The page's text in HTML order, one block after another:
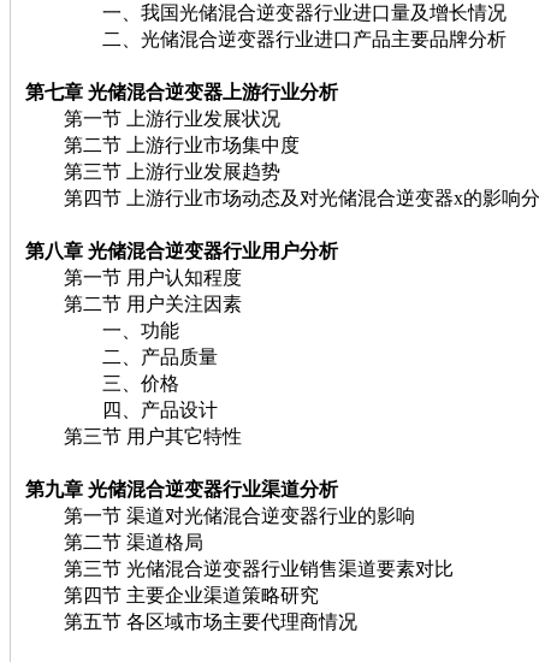
一、我国光储混合逆变器行业进口量及增长情况
二、光储混合逆变器行业进口产品主要品牌分析
第七章 光储混合逆变器上游行业分析
第一节 上游行业发展状况
第二节 上游行业市场集中度
第三节 上游行业发展趋势
第四节 上游行业市场动态及对光储混合逆变器x的影响
第八章 光储混合逆变器行业用户分析
第一节 用户认知程度
第二节 用户关注因素
一、功能
二、产品质量
三、价格
四、产品设计
第三节 用户其它特性
第九章 光储混合逆变器行业渠道分析
第一节 渠道对光储混合逆变器行业的影响
第二节 渠道格局
第三节 光储混合逆变器行业销售渠道要素对比
第四节 主要企业渠道策略研究
第五节 各区域市场主要代理商情况